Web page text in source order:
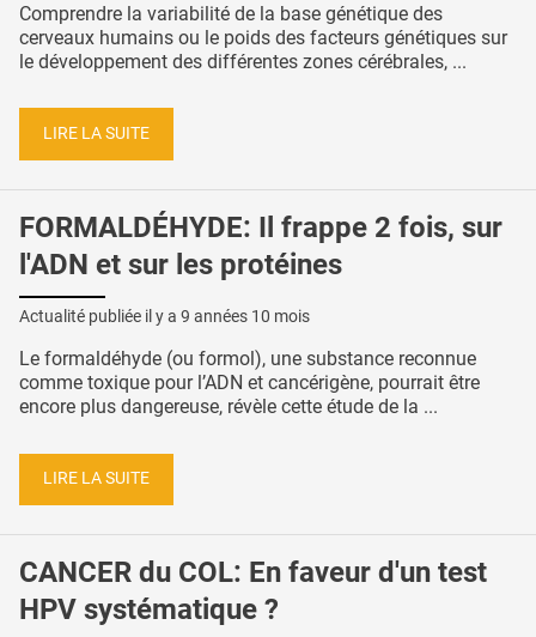
Comprendre la variabilité de la base génétique des
cerveaux humains ou le poids des facteurs génétiques sur
le développement des différentes zones cérébrales, ...
LIRE LA SUITE
FORMALDÉHYDE: Il frappe 2 fois, sur
l'ADN et sur les protéines
Actualité publiée il y a 9 années 10 mois
Le formaldéhyde (ou formol), une substance reconnue
comme toxique pour l’ADN et cancérigène, pourrait être
encore plus dangereuse, révèle cette étude de la ...
LIRE LA SUITE
CANCER du COL: En faveur d'un test
HPV systématique ?